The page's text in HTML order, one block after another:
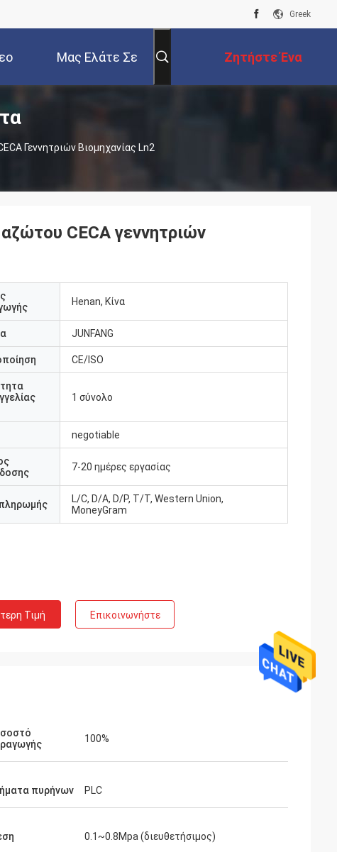
Greek
Μας Ελάτε Σε Ζητήστε Ένα
Απόσπασμα
Γεννητριών Βιομηχανίας Ln2
CECA γεννητριών
Henan, Κίνα
JUNFANG
CE/ISO
1 σύνολο
negotiable
7-20 ημέρες εργασίας
L/C, D/A, D/P, T/T, Western Union,
MoneyGram
Τιμή Επικοινωνήστε
100%
πυρήνων PLC
0.1~0.8Mpa (διευθετήσιμος)